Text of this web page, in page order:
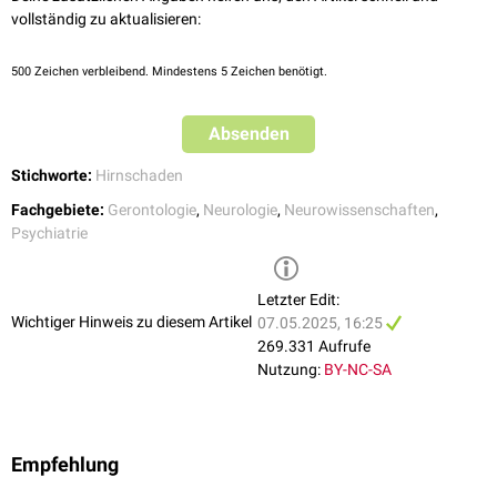
Orientierungsstörungen
Denkstörungen
affektive Störungen
Chronisches organisches Psychosyndrom
und kontinuierlich voranschreitender Hirnschädigung auf. Der Beginn ist
meist schleichend. Zu den chronischen organischen Psychosyndromen
zählen u.a.:
Demenz
Frontalhirnsyndrom
neurasthenisches Syndrom(Hirnleistungsschwäche)
mit Pseudohalluzinationen
Depressive Zustände
vollständig zu aktualisieren:
500 Zeichen verbleibend. Mindestens 5 Zeichen benötigt.
Absenden
Stichworte: Hirnschaden
Fachgebiete: Gerontologie, Neurologie, Neurowissenschaften,
Psychiatrie
Wichtiger Hinweis zu diesem Artikel
Letzter Edit:
07.05.2025, 16:25
269.331 Aufrufe
Nutzung: BY-NC-SA
Empfehlung